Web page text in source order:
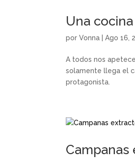
Una
porVonna |Ago 16,
A todos nos
solamente llega el
protagonista.